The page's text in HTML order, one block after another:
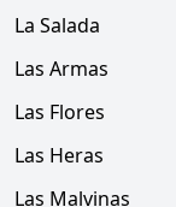
La Salada
Las Armas
Las Flores
Las Heras
Las Malvinas